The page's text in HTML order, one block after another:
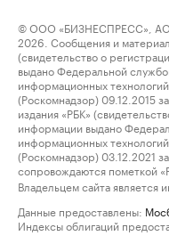
© ООО «БИЗНЕСПРЕСС»,
2026. Сообщения и
(свидетельство о
выдано Федеральной
информационных
(Роскомнадзор) 09.12.2015
издания «РБК»
информации выдано
информационных
(Роскомнадзор) 03.12.2021
сопровождаются пометкой
Владельцем сайта является
Данные предоставлены:
Индексы облигаций